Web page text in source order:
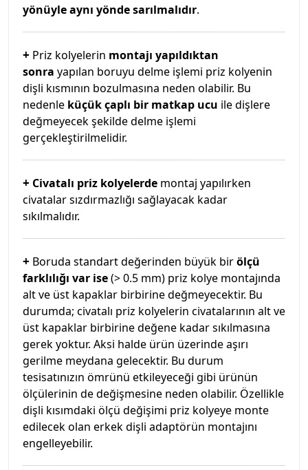
yönüyle aynı yönde sarılmalıdır.
+ Priz kolyelerin montajı yapıldıktan
sonra yapılan boruyu delme işlemi priz kolyenin
dişli kısmının bozulmasına neden olabilir. Bu
nedenle küçük çaplı bir matkap ucu ile dişlere
değmeyecek şekilde delme işlemi
gerçekleştirilmelidir.
+ Civatalı priz kolyelerde montaj yapılırken
civatalar sızdırmazlığı sağlayacak kadar
sıkılmalıdır.
+ Boruda standart değerinden büyük birölçü
farklılığı var ise(> 0.5 mm) priz kolye montajında
alt ve üst kapaklar birbirine değmeyecektir. Bu
durumda; civatalı priz kolyelerin civatalarının alt ve
üst kapaklar birbirine değene kadar sıkılmasına
gerek yoktur. Aksi halde ürün üzerinde aşırı
gerilme meydana gelecektir. Bu durum
tesisatınızın ömrünü etkileyeceği gibi ürünün
ölçülerinin de değişmesine neden olabilir. Özellikle
dişli kısımdaki ölçü değişimi priz kolyeye monte
edilecek olan erkek dişli adaptörün montajını
engelleyebilir.